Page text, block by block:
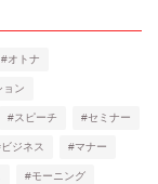
#オトナ
ョン
#スピーチ #セミナー
ジネス #マナー
#モーニング